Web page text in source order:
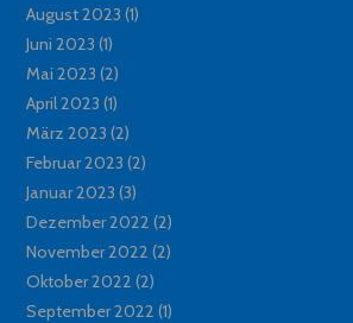
August 2023 (1)
Juni 2023 (1)
Mai 2023 (2)
April 2023 (1)
März 2023 (2)
Februar 2023 (2)
Januar 2023 (3)
Dezember 2022 (2)
November 2022 (2)
Oktober 2022 (2)
September 2022 (1)